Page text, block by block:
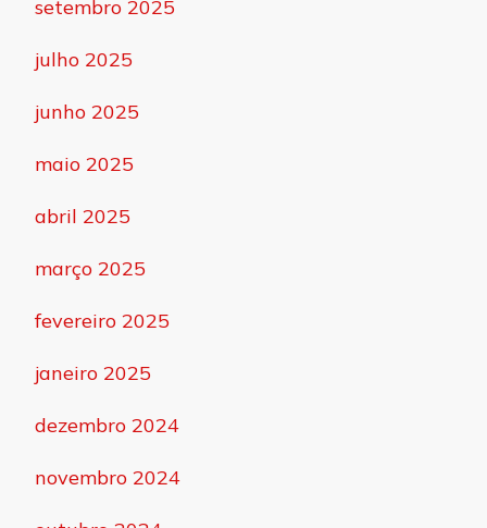
setembro 2025
julho 2025
junho 2025
maio 2025
abril 2025
março 2025
fevereiro 2025
janeiro 2025
dezembro 2024
novembro 2024